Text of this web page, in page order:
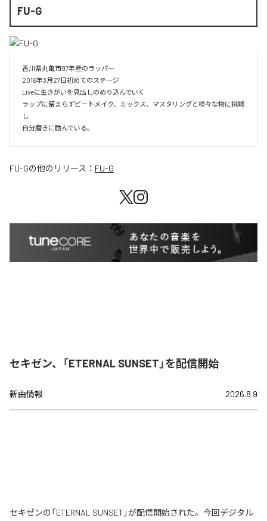
FU-G
香川県丸亀市97年産のラッパー
2016年3月27日初めてのステージ
Liveに生きがいを見出しのめり込んでいく
ラップに留まらずビートメイク、ミックス、マスタリングと様々な物に挑戦
し
自分磨きに励んでいる。
FU-Gの他のリリース： FU-G
セキゼン、「ETERNAL SUNSET」を配信開始
新曲情報 2026.8.9
セキゼンの「ETERNAL SUNSET」が配信開始された。今回デジタル